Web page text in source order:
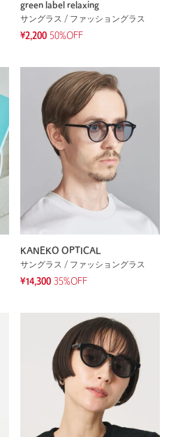
green label relaxing
サングラス / ファッショングラス
¥2,200 50%OFF
KANEKO OPTICAL
サングラス / ファッショングラス
¥14,300 35%OFF